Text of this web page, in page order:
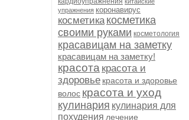
упражнения коронавирус
косметика косметика
своими руками косметология
красавицам на заметку
красавицам на заметку!
красота красота и
здоровье красота и здоровье
волос красота и уход
кулинария кулинария для
похудения лечение